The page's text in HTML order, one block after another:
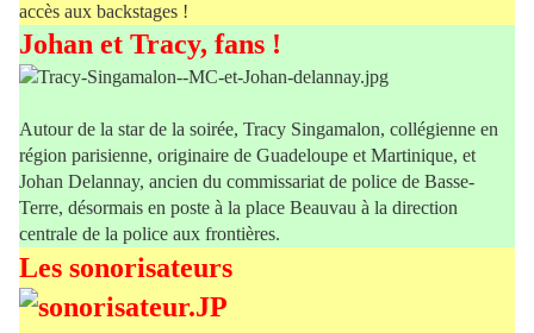
accès aux backstages !
Johan et Tracy, fans !
Autour de la star de la soirée, Tracy Singamalon, collégienne en
région parisienne, originaire de Guadeloupe et Martinique, et
Johan Delannay, ancien du commissariat de police de Basse-
Terre, désormais en poste à la place Beauvau à la direction
centrale de la police aux frontières.
Les sonorisateurs